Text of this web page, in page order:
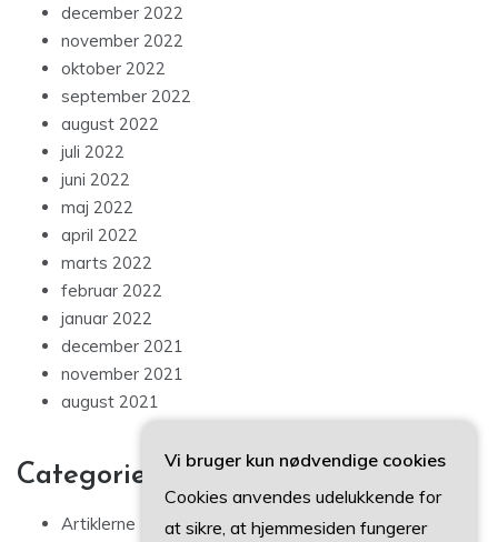
december 2022
november 2022
oktober 2022
september 2022
august 2022
juli 2022
juni 2022
maj 2022
april 2022
marts 2022
februar 2022
januar 2022
december 2021
november 2021
august 2021
Categories
Artiklerne
Vi bruger kun nødvendige cookies
Cookies anvendes udelukkende for
at sikre, at hjemmesiden fungerer